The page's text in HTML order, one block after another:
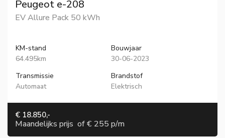
Peugeot e-208
EV Allure Pack 50 kWh
KM-stand
64.495km
Bouwjaar
30-06-2023
Transmissie
Automaat
Brandstof
Elektrisch
€ 18.850,-
Maandelijks prijs of€ 255 p/m